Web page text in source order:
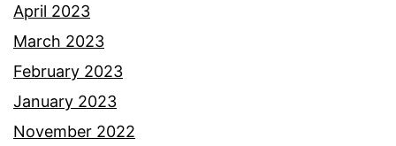
April 2023
March 2023
February 2023
January 2023
November 2022